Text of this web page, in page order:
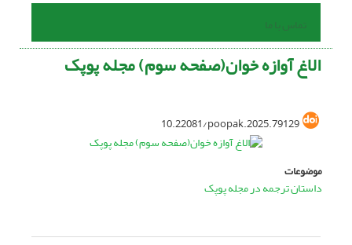
تماس با ما
الاغ آوازه خوان(صفحه سوم) مجله پوپک
10.22081/poopak.2025.79129
موضوعات
داستان ترجمه در مجله پوپک